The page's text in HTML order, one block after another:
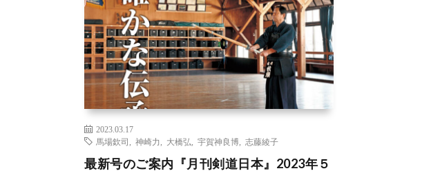
2023.03.17
馬場欽司
神崎力 大橋弘 宇賀神良博 志藤綾子
最新号のご案内『月刊剣道日本』2023年５